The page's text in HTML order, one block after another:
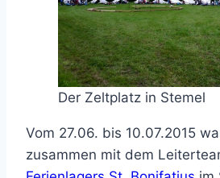
Der Zeltplatz in Stemel
Vom 27.06. bis 10.07.2015
zusammen mit dem